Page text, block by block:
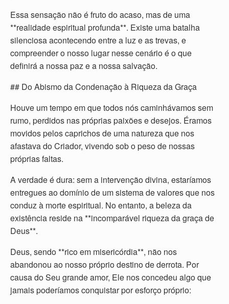
Essa sensação não é fruto do acaso, mas de uma
**realidade espiritual profunda**. Existe uma batalha
silenciosa acontecendo entre a luz e as trevas, e
compreender o nosso lugar nesse cenário é o que
definirá a nossa paz e a nossa salvação.
## Do Abismo da Condenação à Riqueza da Graça
Houve um tempo em que todos nós caminhávamos sem
rumo, perdidos nas próprias paixões e desejos. Éramos
movidos pelos caprichos de uma natureza que nos
afastava do Criador, vivendo sob o peso de nossas
próprias faltas.
A verdade é dura: sem a intervenção divina, estaríamos
entregues ao domínio de um sistema de valores que nos
conduz à morte espiritual. No entanto, a beleza da
existência reside na **incomparável riqueza da graça de
Deus**.
Deus, sendo **rico em misericórdia**, não nos
abandonou ao nosso próprio destino de derrota. Por
causa do Seu grande amor, Ele nos concedeu algo que
jamais poderíamos conquistar por esforço próprio: